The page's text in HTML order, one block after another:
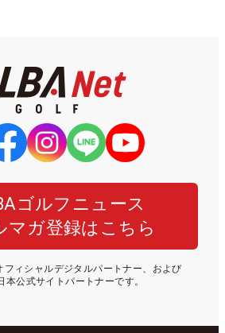
ゴルフニュース
マガ登録はこちら
フィシャルデジタルパートナー、および
本公式サイトパートナーです。